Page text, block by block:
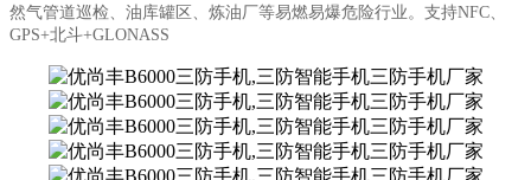
然气管道巡检、油库罐区、炼油厂等易燃易爆危险行业。 支持NFC、
GPS+北斗+GLONASS